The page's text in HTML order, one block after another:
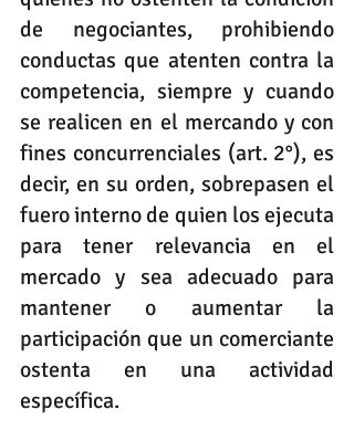
de negociantes, prohibiendo
conductas que atenten contra la
competencia, siempre y cuando
se realicen en el mercando y con
fines concurrenciales (art. 2°), es
decir, en su orden, sobrepasen el
fuero interno de quien los ejecuta
para tener relevancia en el
mercado y sea adecuado para
mantener o aumentar la
participación que un comerciante
ostenta en una actividad
específica.